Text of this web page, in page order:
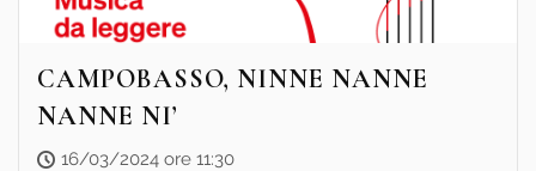
CAMPOBASSO, NINNE NANNE
NANNE NI’
16/03/2024 ore 11:30